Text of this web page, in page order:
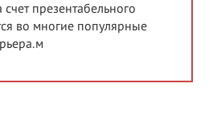
презентабельного
во многие популярные